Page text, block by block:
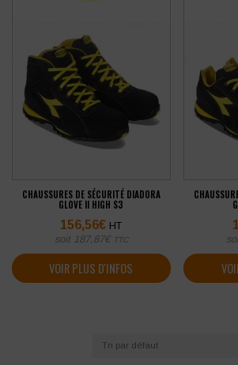
CHAUSSURES DE SÉCURITÉ DIADORA
GLOVE II HIGH S3
156,56€ HT
soit 187,87€ TTC
VOIR PLUS D'INFOS